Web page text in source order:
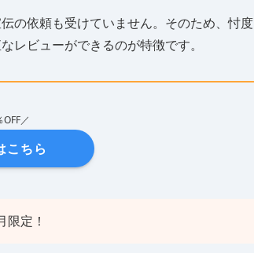
の依頼も受けていません。そのため、忖度
レビューができるのが特徴です。
／
こちら
限定！